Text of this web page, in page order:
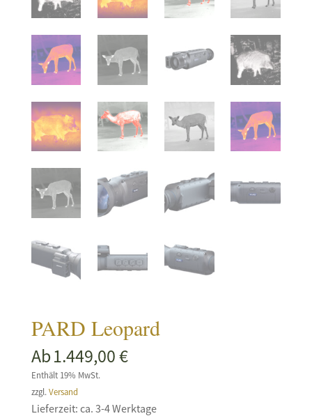
PARD Leopard
Ab1.449,00€
Enthält 19% MwSt.
zzgl.Versand
Lieferzeit: ca. 3-4 Werktage